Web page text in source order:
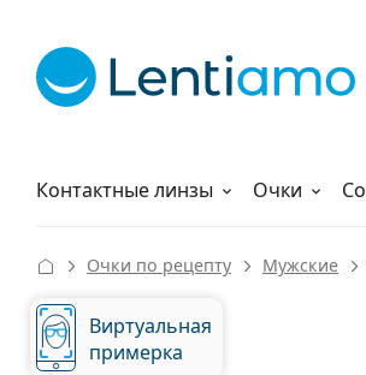
Контактные линзы
Растворы Очки
Как заказать
Очки по рецепту Мужские
Виртуальная
примерка